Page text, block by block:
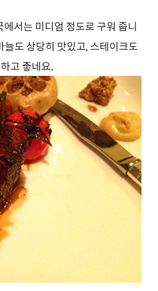
서는 미디엄 정도로 구워 줍니
도 상당히 맛있고, 스테이크도
고 좋네요.